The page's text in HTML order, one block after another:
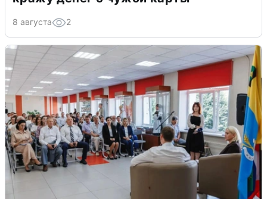
8 августа 2